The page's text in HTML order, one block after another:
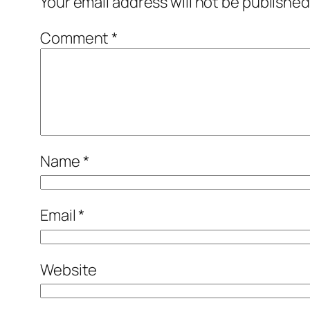
Comment*
Name*
Email*
Website